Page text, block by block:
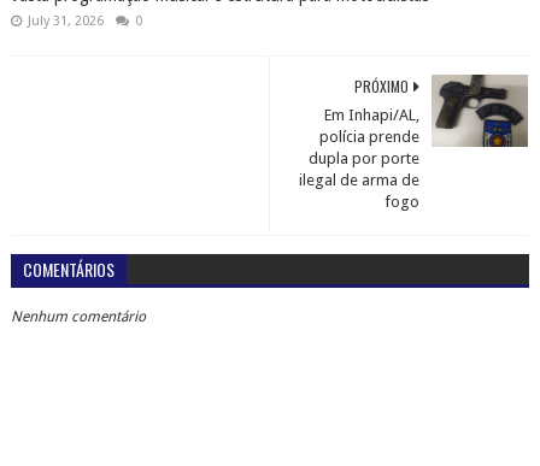
July 31, 2026 0
PRÓXIMO
Em Inhapi/AL,
polícia prende
dupla por porte
ilegal de arma de
fogo
COMENTÁRIOS
Nenhum comentário